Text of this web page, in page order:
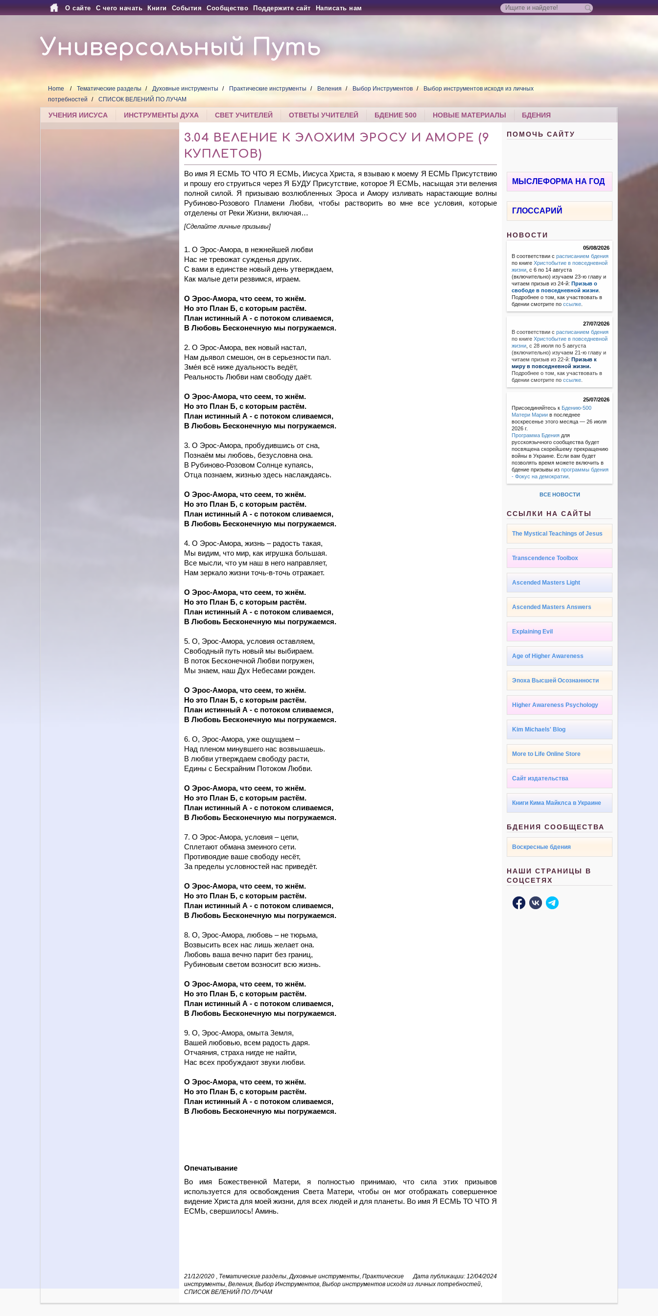
О сайте С чего начать Книги События Сообщество Поддержите сайт Написать нам
Универсальный Путь
Home Тематические разделы Духовные инструменты Практические инструменты Веления Выбор Инструментов
Выбор инструментов исходя из личных
потребностей
СПИСОК ВЕЛЕНИЙ ПО ЛУЧАМ
УЧЕНИЯ ИИСУСА ИНСТРУМЕНТЫ ДУХА СВЕТ УЧИТЕЛЕЙ ОТВЕТЫ УЧИТЕЛЕЙ БДЕНИЕ 500 НОВЫЕ МАТЕРИАЛЫ БДЕНИЯ
3.04 ВЕЛЕНИЕ К ЭЛОХИМ ЭРОСУ И АМОРЕ (9
КУПЛЕТОВ)
Во имя Я ЕСМЬ ТО ЧТО Я ЕСМЬ, Иисуса Христа, я взываю к моему Я ЕСМЬ Присутствию
и прошу его струиться через Я БУДУ Присутствие, которое Я ЕСМЬ, насыщая эти веления
полной силой. Я призываю возлюбленных Эроса и Амору изливать нарастающие волны
Рубиново-Розового Пламени Любви, чтобы растворить во мне все условия, которые
отделены от Реки Жизни, включая…
[Сделайте личные призывы]
1. О Эрос-Амора, в нежнейшей любви
Нас не тревожат сужденья других.
С вами в единстве новый день утверждаем,
Как малые дети резвимся, играем.
О Эрос-Амора, что сеем, то жнём.
Но это План Б, с которым растём.
План истинный А - с потоком сливаемся,
В Любовь Бесконечную мы погружаемся.
2. О Эрос-Амора, век новый настал,
Нам дьявол смешон, он в серьезности пал.
Зме́я всё ниже дуальность ведёт,
Реальность Любви нам свободу даёт.
О Эрос-Амора, что сеем, то жнём.
Но это План Б, с которым растём.
План истинный А - с потоком сливаемся,
В Любовь Бесконечную мы погружаемся.
3. О Эрос-Амора, пробудившись от сна,
Познаём мы любовь, безусловна она.
В Рубиново-Розовом Солнце купаясь,
Отца познаем, жизнью здесь наслаждаясь.
О Эрос-Амора, что сеем, то жнём.
Но это План Б, с которым растём.
План истинный А - с потоком сливаемся,
В Любовь Бесконечную мы погружаемся.
4. О Эрос-Амора, жизнь – радость такая,
Мы видим, что мир, как игрушка большая.
Все мысли, что ум наш в него направляет,
Нам зеркало жизни точь-в-точь отражает.
О Эрос-Амора, что сеем, то жнём.
Но это План Б, с которым растём.
План истинный А - с потоком сливаемся,
В Любовь Бесконечную мы погружаемся.
5. О, Эрос-Амора, условия оставляем,
Свободный путь новый мы выбираем.
В поток Бесконечной Любви погружен,
Мы знаем, наш Дух Небесами рожден.
О Эрос-Амора, что сеем, то жнём.
Но это План Б, с которым растём.
План истинный А - с потоком сливаемся,
В Любовь Бесконечную мы погружаемся.
6. О, Эрос-Амора, уже ощущаем –
Над пленом минувшего нас возвышаешь.
В любви утверждаем свободу расти,
Едины с Бескрайним Потоком Любви.
О Эрос-Амора, что сеем, то жнём.
Но это План Б, с которым растём.
План истинный А - с потоком сливаемся,
В Любовь Бесконечную мы погружаемся.
7. О Эрос-Амора, условия – цепи,
Сплетают обмана змеиного сети.
Противоядие ваше свободу несёт,
За пределы условностей нас приведёт.
О Эрос-Амора, что сеем, то жнём.
Но это План Б, с которым растём.
План истинный А - с потоком сливаемся,
В Любовь Бесконечную мы погружаемся.
8. О, Эрос-Амора, любовь – не тюрьма,
Возвысить всех нас лишь желает она.
Любовь ваша вечно парит без границ,
Рубиновым светом возносит всю жизнь.
О Эрос-Амора, что сеем, то жнём.
Но это План Б, с которым растём.
План истинный А - с потоком сливаемся,
В Любовь Бесконечную мы погружаемся.
9. О, Эрос-Амора, омыта Земля,
Вашей любовью, всем радость даря.
Отчаяния, страха нигде не найти,
Нас всех пробуждают звуки любви.
О Эрос-Амора, что сеем, то жнём.
Но это План Б, с которым растём.
План истинный А - с потоком сливаемся,
В Любовь Бесконечную мы погружаемся.
Опечатывание
Во имя Божественной Матери, я полностью принимаю, что сила этих призывов
используется для освобождения Света Матери, чтобы он мог отображать совершенное
видение Христа для моей жизни, для всех людей и для планеты. Во имя Я ЕСМЬ ТО ЧТО Я
ЕСМЬ, свершилось! Аминь.
21/12/2020 Дата публикации: 12/04/2024
, Тематические разделы,Духовные инструменты, Практические
инструменты, Веления, Выбор Инструментов, Выбор инструментов исходя из личных потребностей,
СПИСОК ВЕЛЕНИЙ ПО ЛУЧАМ
ПОМОЧЬ САЙТУ
МЫСЛЕФОРМА НА ГОД
ГЛОССАРИЙ
НОВОСТИ
05/08/2026
В соответствии срасписанием бдения
по книгеХристобытие в повседневной
жизни , с 6 по 14 августа
(включительно) изучаем 23-ю главу и
читаем призыв из 24-й: Призыв о
свободе в повседневной жизни
Подробнее о том, как участвовать в
бдении смотрите поссылке
27/07/2026
В соответствии с расписанием бдения
по книгеХристобытие в повседневной
жизни с 28 июля по 5 августа
(включительно) изучаем 21-ю главу и
читаем призыв из 22-й: Призыв к
миру в повседневной жизни.
Подробнее о том, как участвовать в
бдении смотрите поссылке
25/07/2026
Присоединяйтесь к Бдению-500
Матери Марии в последнее
воскресенье этого месяца — 26 июля
2026 г.
Программа Бдения для
русскоязычного сообщества будет
посвящена скорейшему прекращению
войны в Украине. Если вам будет
позволять время можете включить в
бдение призывы изпрограммы бдения
- Фокус на демократии
ВСЕ НОВОСТИ
ССЫЛКИ НА САЙТЫ
The Mystical Teachings of Jesus
Transcendence Toolbox
Ascended Masters Light
Ascended Masters Answers
Explaining Evil
Age of Higher Awareness
Эпоха Высшей Осознанности
Higher Awareness Psychology
Kim Michaels' Blog
More to Life Online Store
Сайт издательства
Книги Кима Майклса в Украине
БДЕНИЯ СООБЩЕСТВА
Воскресные бдения
НАШИ СТРАНИЦЫ В
СОЦСЕТЯХ